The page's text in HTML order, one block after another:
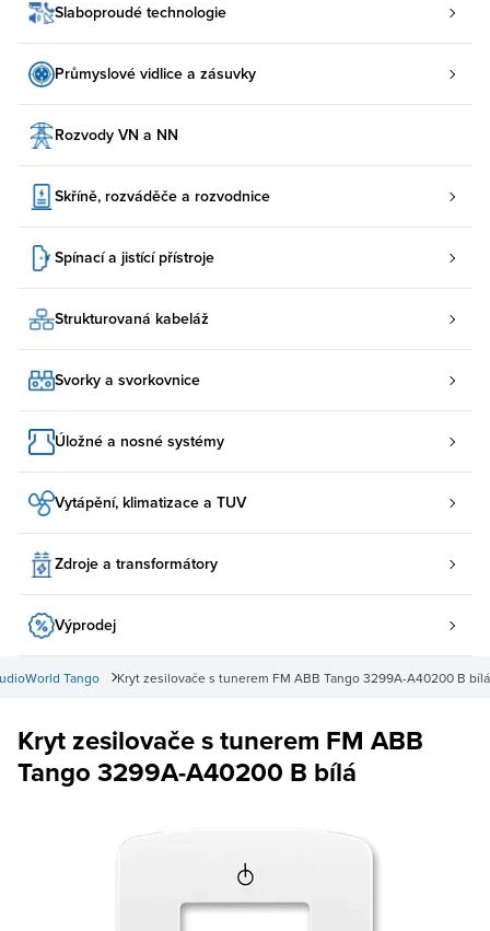
Slaboproudé technologie
Průmyslové vidlice a zásuvky
Rozvody VN a NN
Skříně, rozváděče a rozvodnice
Spínací a jistící přístroje
Strukturovaná kabeláž
Svorky a svorkovnice
Úložné a nosné systémy
Vytápění, klimatizace a TUV
Zdroje a transformátory
Výprodej
Kryt zesilovače s tunerem FM ABB Tango 3299A-A40200 B bílá
Tango
Kryt zesilovače s tunerem FM ABB
Tango 3299A-A40200 B bílá